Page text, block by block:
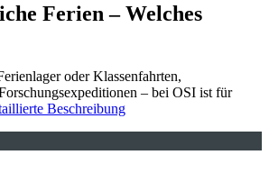
Ferien – Welches
oder Klassenfahrten,
– bei OSI ist für
Beschreibung